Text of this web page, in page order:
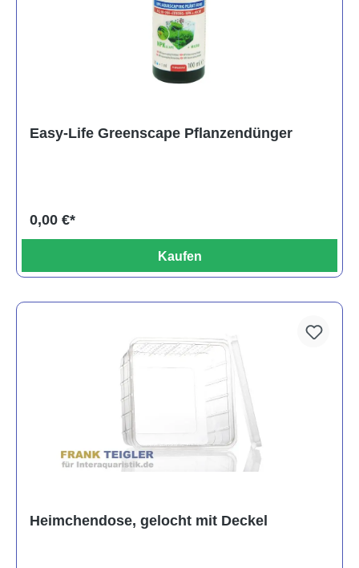
Easy-Life Greenscape Pflanzendünger
0,00 €*
Kaufen
Heimchendose, gelocht mit Deckel